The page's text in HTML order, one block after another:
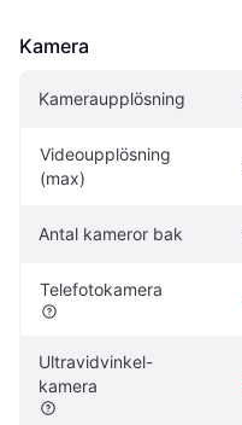
Kamera
Kameraupplösning
Videoupplösning
(max)
Antal kameror bak
Telefotokamera
Ultravidvinkel-
kamera